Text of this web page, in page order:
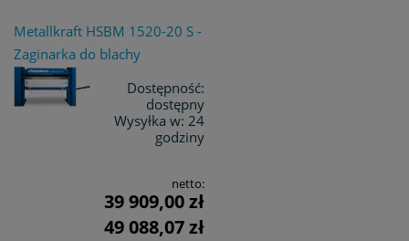
Metallkraft HSBM 1520-20 S -
Zaginarka do blachy
Dostępność:
dostępny
Wysyłka w: 24
godziny
netto:
39 909,00 zł
49 088,07 zł